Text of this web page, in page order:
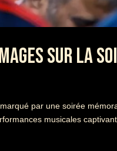
SUR LA
par une soirée
musicales